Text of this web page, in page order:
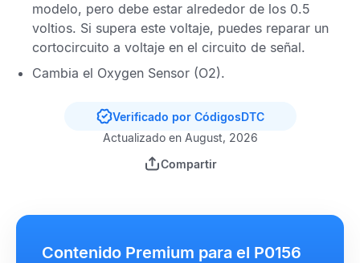
modelo, pero debe estar alrededor de los 0.5
voltios. Si supera este voltaje, puedes reparar un
cortocircuito a voltaje en el circuito de señal.
Cambia el Oxygen Sensor (O2).
Verificado por CódigosDTC
Actualizado en August, 2026
Compartir
Contenido Premium para el P0156